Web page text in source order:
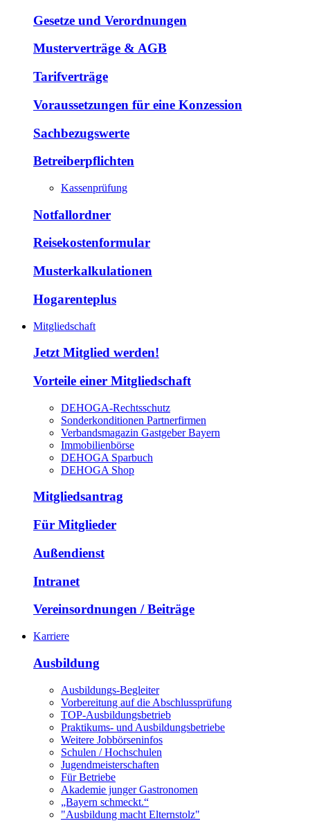
Gesetze und Verordnungen
Musterverträge & AGB
Tarifverträge
Voraussetzungen für eine Konzession
Sachbezugswerte
Betreiberpflichten
Kassenprüfung
Notfallordner
Reisekostenformular
Musterkalkulationen
Hogarenteplus
Mitgliedschaft
Jetzt Mitglied werden!
Vorteile einer Mitgliedschaft
DEHOGA-Rechtsschutz
Sonderkonditionen Partnerfirmen
Verbandsmagazin Gastgeber Bayern
Immobilienbörse
DEHOGA Sparbuch
DEHOGA Shop
Mitgliedsantrag
Für Mitglieder
Außendienst
Intranet
Vereinsordnungen / Beiträge
Karriere
Ausbildung
Ausbildungs-Begleiter
Vorbereitung auf die Abschlussprüfung
TOP-Ausbildungsbetrieb
Praktikums- und Ausbildungsbetriebe
Weitere Jobbörseninfos
Schulen / Hochschulen
Jugendmeisterschaften
Für Betriebe
Akademie junger Gastronomen
„Bayern schmeckt.“
"Ausbildung macht Elternstolz"